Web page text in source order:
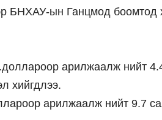
БНХАУ-ын Ганцмод боомтод
арилжаалж нийт
хийгдлээ.
арилжаалж нийт 9.7